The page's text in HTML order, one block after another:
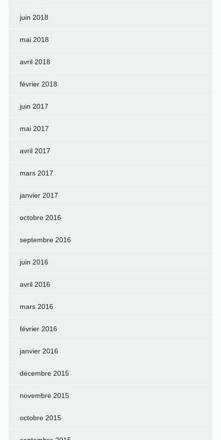
juin 2018
mai 2018
avril 2018
février 2018
juin 2017
mai 2017
avril 2017
mars 2017
janvier 2017
octobre 2016
septembre 2016
juin 2016
avril 2016
mars 2016
février 2016
janvier 2016
décembre 2015
novembre 2015
octobre 2015